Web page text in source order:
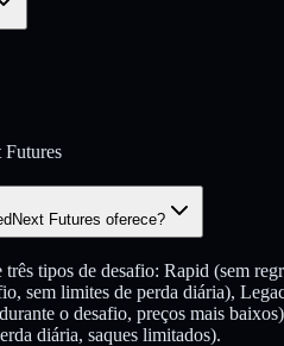
Futures
Futures oferece?
tipos de desafio: Rapid (sem
sem limites de perda diária),
o desafio, preços mais
diária, saques limitados).